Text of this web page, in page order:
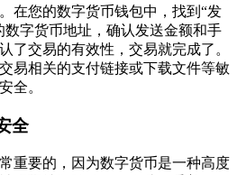
在您的数字货币钱包中，找到“发
数字货币地址，确认发送金额和手
了交易的有效性，交易就完成了。
易相关的支付链接或下载文件等敏
全。
全
重要的，因为数字货币是一种高度